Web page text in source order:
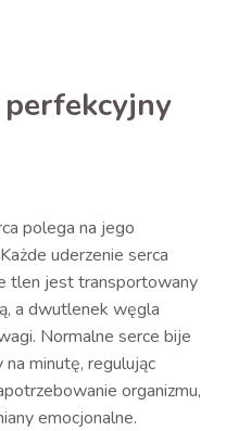
perfekcyjny
polega na jego
uderzenie serca
tlen jest transportowany
a dwutlenek węgla
Normalne serce bije
minutę, regulując
organizmu,
emocjonalne.